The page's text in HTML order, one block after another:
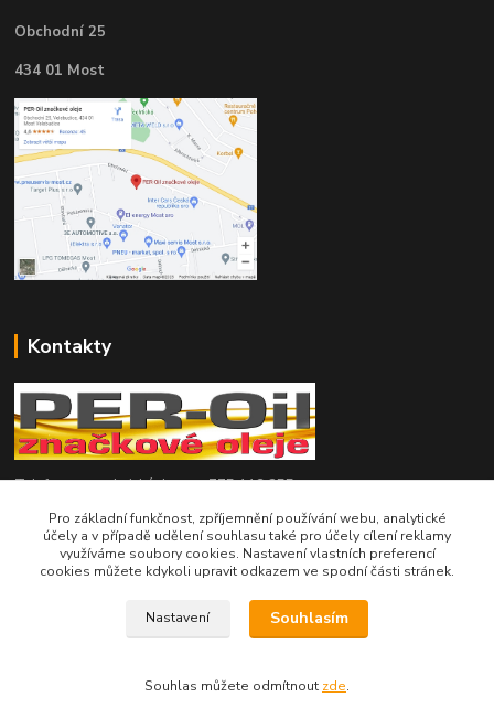
Obchodní 25
434 01 Most
Kontakty
Telefon pro technické dotazy: 775 113 255
Telefon do našeho obchodu : 774 993 479
info@znackoveoleje.cz
Pro základní funkčnost, zpříjemnění používání webu, analytické
účely a v případě udělení souhlasu také pro účely cílení reklamy
využíváme soubory cookies. Nastavení vlastních preferencí
cookies můžete kdykoli upravit odkazem ve spodní části stránek.
Nastavení Souhlasím
Souhlas můžete odmítnout zde.